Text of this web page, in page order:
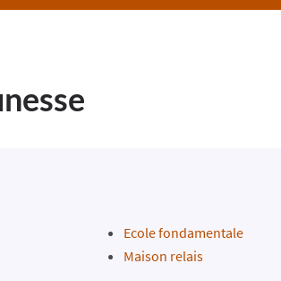
Ecole fondamentale
Maison relais